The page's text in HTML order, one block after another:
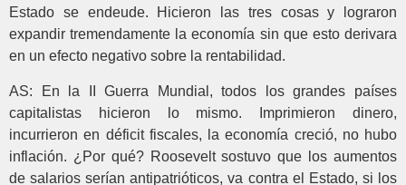
Estado se endeude. Hicieron las tres cosas y lograron
expandir tremendamente la economía sin que esto derivara
en un efecto negativo sobre la rentabilidad.
AS: En la II Guerra Mundial, todos los grandes países
capitalistas hicieron lo mismo. Imprimieron dinero,
incurrieron en déficit fiscales, la economía creció, no hubo
inflación. ¿Por qué? Roosevelt sostuvo que los aumentos
de salarios serían antipatrióticos, va contra el Estado, si los